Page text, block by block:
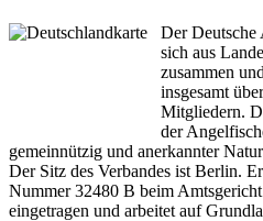
Der Deutsche
sich aus
zusammen
insgesamt
Mitgliedern.
der
gemeinnützig und anerkannter
Der Sitz des Verbandes ist Berlin.
Nummer 32480 B beim
eingetragen und arbeitet auf